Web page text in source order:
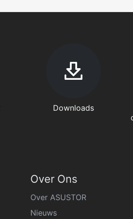
Downloads
Over Ons
Over ASUSTOR
Nieuws